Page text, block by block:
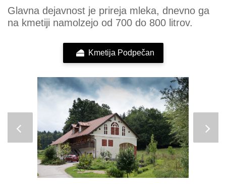
Glavna dejavnost je prireja mleka, dnevno ga
na kmetiji namolzejo od 700 do 800 litrov.
Kmetija Podpečan